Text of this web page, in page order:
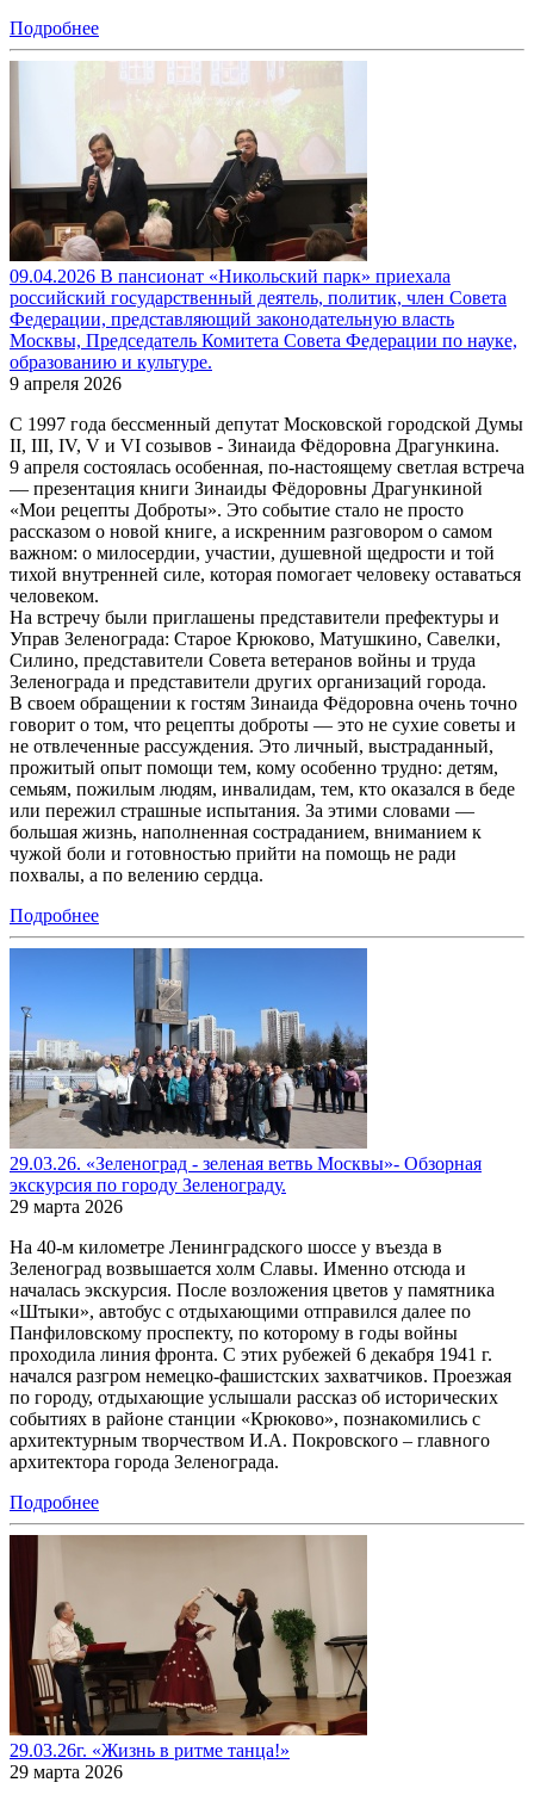
Подробнее
09.04.2026 В пансионат «Никольский парк» приехала
российский государственный деятель, политик, член Совета
Федерации, представляющий законодательную власть
Москвы, Председатель Комитета Совета Федерации по науке,
образованию и культуре.
9 апреля 2026
С 1997 года бессменный депутат Московской городской Думы
II, III, IV, V и VI созывов - Зинаида Фёдоровна Драгункина.
9 апреля состоялась особенная, по-настоящему светлая встреча
— презентация книги Зинаиды Фёдоровны Драгункиной
«Мои рецепты Доброты». Это событие стало не просто
рассказом о новой книге, а искренним разговором о самом
важном: о милосердии, участии, душевной щедрости и той
тихой внутренней силе, которая помогает человеку оставаться
человеком.
На встречу были приглашены представители префектуры и
Управ Зеленограда: Старое Крюково, Матушкино, Савелки,
Силино, представители Совета ветеранов войны и труда
Зеленограда и представители других организаций города.
В своем обращении к гостям Зинаида Фёдоровна очень точно
говорит о том, что рецепты доброты — это не сухие советы и
не отвлеченные рассуждения. Это личный, выстраданный,
прожитый опыт помощи тем, кому особенно трудно: детям,
семьям, пожилым людям, инвалидам, тем, кто оказался в беде
или пережил страшные испытания. За этими словами —
большая жизнь, наполненная состраданием, вниманием к
чужой боли и готовностью прийти на помощь не ради
похвалы, а по велению сердца.
Подробнее
29.03.26. «Зеленоград - зеленая ветвь Москвы»- Обзорная
экскурсия по городу Зеленограду.
29 марта 2026
На 40-м километре Ленинградского шоссе у въезда в
Зеленоград возвышается холм Славы. Именно отсюда и
началась экскурсия. После возложения цветов у памятника
«Штыки», автобус с отдыхающими отправился далее по
Панфиловскому проспекту, по которому в годы войны
проходила линия фронта. С этих рубежей 6 декабря 1941 г.
начался разгром немецко-фашистских захватчиков. Проезжая
по городу, отдыхающие услышали рассказ об исторических
событиях в районе станции «Крюково», познакомились с
архитектурным творчеством И.А. Покровского – главного
архитектора города Зеленограда.
Подробнее
29.03.26г. «Жизнь в ритме танца!»
29 марта 2026